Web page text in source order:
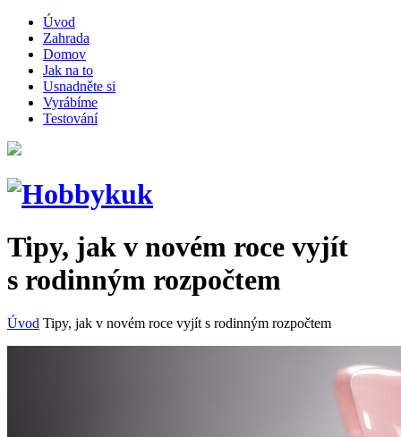
Úvod
Zahrada
Domov
Jak na to
Usnadněte si
Vyrábíme
Testování
Tipy, jak v novém roce vyjít
s rodinným rozpočtem
Úvod Tipy, jak v novém roce vyjít s rodinným rozpočtem